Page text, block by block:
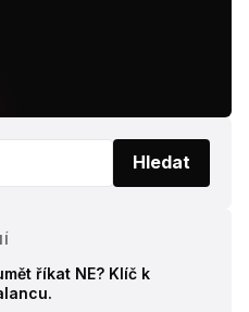
Hledat
říkat NE? Klíč k